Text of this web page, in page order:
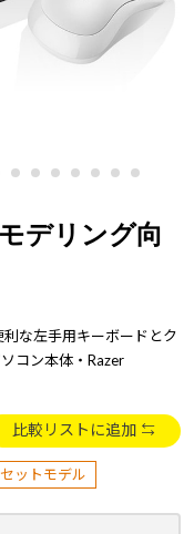
デリング向
な左手用キーボードとク
コン本体・Razer
比較リストに追加
セットモデル